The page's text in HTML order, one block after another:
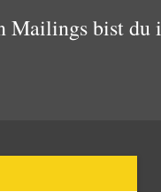
Mailings bist